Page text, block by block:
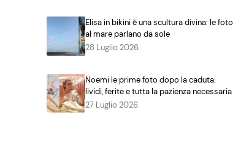
Elisa in bikini è una scultura divina: le foto
al mare parlano da sole
28 Luglio 2026
Noemi le prime foto dopo la caduta:
lividi, ferite e tutta la pazienza necessaria
27 Luglio 2026